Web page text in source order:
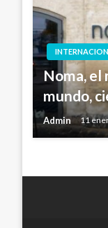
Noma,
mundo,
Admin 11